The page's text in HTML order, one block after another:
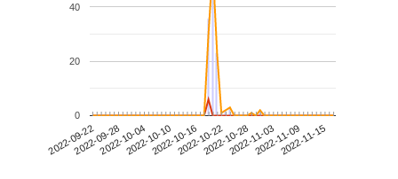
2022-09-222022-09-282022-10-042022-10-102022-10-162022-10-222022-10-282022-11-032022-11-092022-11-15
0
20
40